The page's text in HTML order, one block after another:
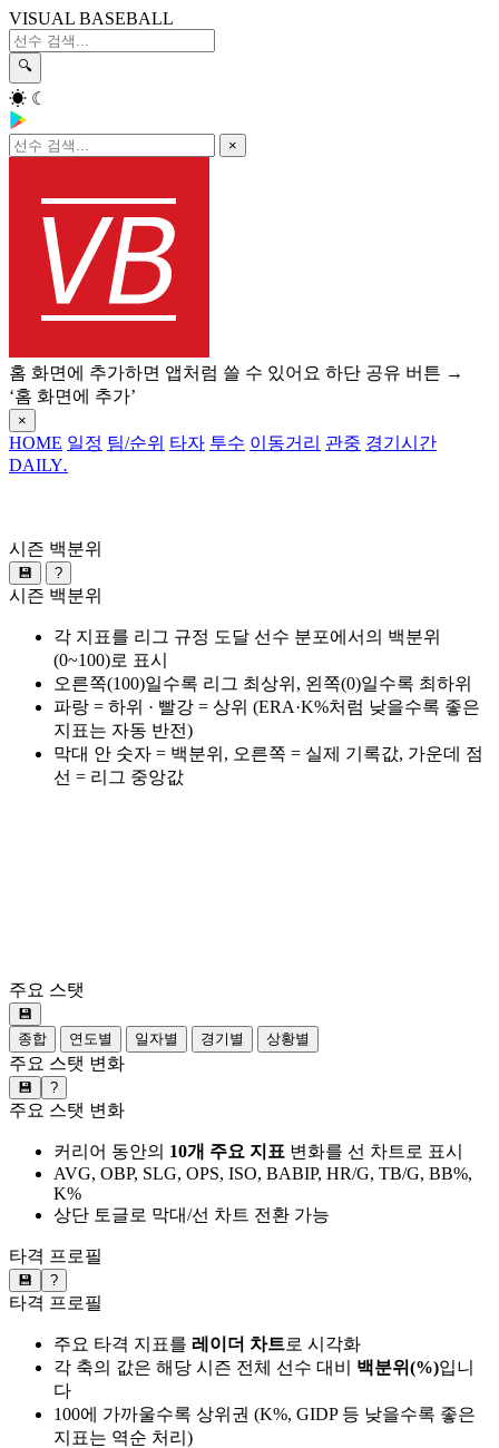
VISUAL BASEBALL
🔍
☀ ☾
×
홈 화면에 추가하면 앱처럼 쓸 수 있어요 하단 공유 버튼 →
‘홈 화면에 추가’
×
HOME 일정 팀/순위 타자 투수 이동거리 관중 경기시간
DAILY.
시즌 백분위
💾 ?
시즌 백분위
각 지표를 리그 규정 도달 선수 분포에서의 백분위
(0~100)로 표시
오른쪽(100)일수록 리그 최상위, 왼쪽(0)일수록 최하위
파랑 = 하위 · 빨강 = 상위 (ERA·K%처럼 낮을수록 좋은
지표는 자동 반전)
막대 안 숫자 = 백분위, 오른쪽 = 실제 기록값, 가운데 점
선 = 리그 중앙값
주요 스탯
💾
종합
연도별 일자별 경기별 상황별
주요 스탯 변화
💾 ?
주요 스탯 변화
커리어 동안의 10개 주요 지표 변화를 선 차트로 표시
AVG, OBP, SLG, OPS, ISO, BABIP, HR/G, TB/G, BB%,
K%
상단 토글로 막대/선 차트 전환 가능
타격 프로필
💾 ?
타격 프로필
주요 타격 지표를 레이더 차트로 시각화
각 축의 값은 해당 시즌 전체 선수 대비 백분위(%)입니
다
100에 가까울수록 상위권 (K%, GIDP 등 낮을수록 좋은
지표는 역순 처리)